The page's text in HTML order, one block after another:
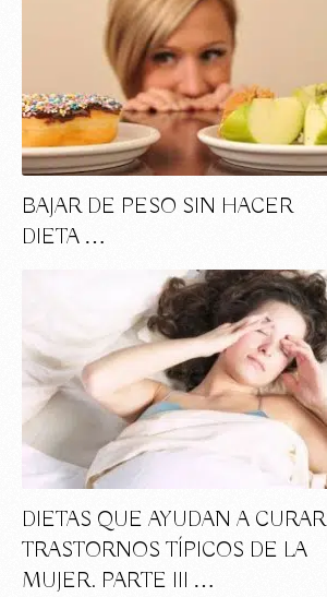
BAJAR DE PESO SIN HACER
DIETA …
DIETAS QUE AYUDAN A CURAR
TRASTORNOS TÍPICOS DE LA
MUJER. PARTE III …